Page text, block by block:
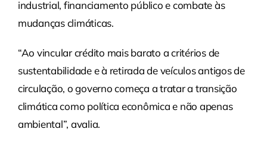
industrial, financiamento público e combate às
mudanças climáticas.
“Ao vincular crédito mais barato a critérios de
sustentabilidade e à retirada de veículos antigos de
circulação, o governo começa a tratar a transição
climática como política econômica e não apenas
ambiental”, avalia.